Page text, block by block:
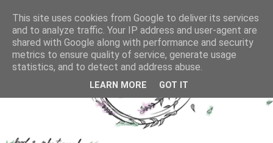
This site uses cookies from Google to deliver its services
and to analyze traffic. Your IP address and user-agent are
shared with Google along with performance and security
metrics to ensure quality of service, generate usage
statistics, and to detect and address abuse.
LEARN MORE GOT IT